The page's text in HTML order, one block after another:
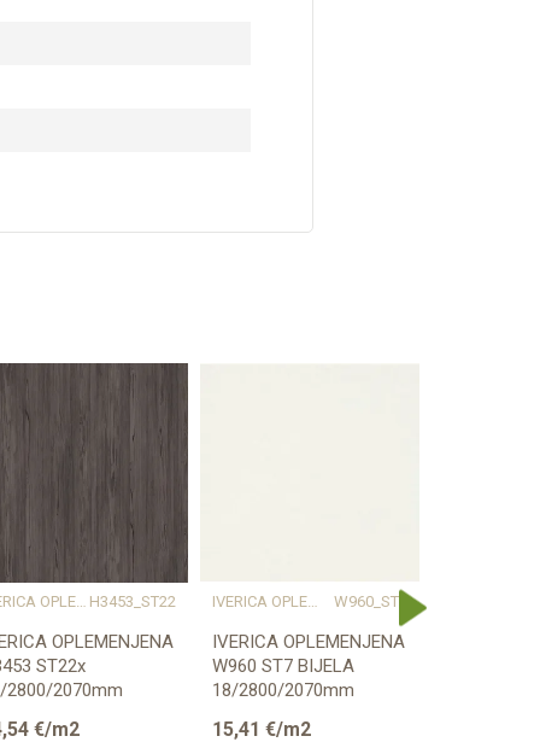
IVERICA OPLEMENJENA H3453_ST22
OPLEMENJENA
ST22x
2800/2070mm
€/m2
IVERICA OPLEMENJENA W960_ST7
IVERICA OPLEMENJENA
W960 ST7 BIJELA
18/2800/2070mm
15,41 €/m2